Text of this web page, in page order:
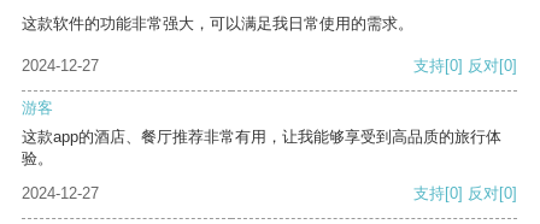
这款软件的功能非常强大，可以满足我日常使用的需求。
2024-12-27 支持[0] 反对[0]
游客
这款app的酒店、餐厅推荐非常有用，让我能够享受到高品质的旅行体
验。
2024-12-27
支持[0] 反对[0]